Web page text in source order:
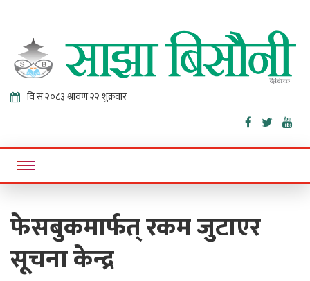
Sajha
Bisaunee
Online News Portal
फेसबुकमार्फत् रकम जुटाएर
सूचना केन्द्र